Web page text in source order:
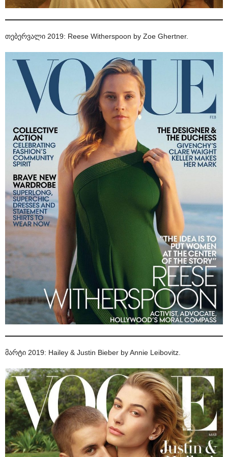
თებერვალი 2019: Reese Witherspoon by Zoe Ghertner.
მარტი 2019: Hailey & Justin Bieber by Annie Leibovitz.